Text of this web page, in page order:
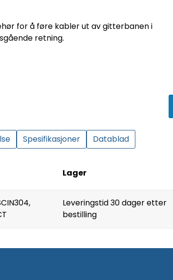
for å føre kabler ut av gitterbanen i
retning.
Spesifikasjoner Datablad
Lager
Leveringstid 30 dager etter
bestilling